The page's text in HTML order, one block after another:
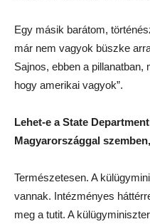
Egy másik barátom,
már nem vagyok büszke
Sajnos, ebben a
hogy amerikai vagyok”.
Lehet-e a State
Magyarországgal
Természetesen. A
vannak. Intézményes
meg a tutit. A